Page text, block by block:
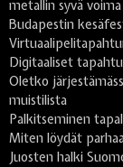
metallin syvä voima
Budapestin
Digitaaliset
Oletko
muistilista
Palkitseminen
Miten löydät
Juosten halki